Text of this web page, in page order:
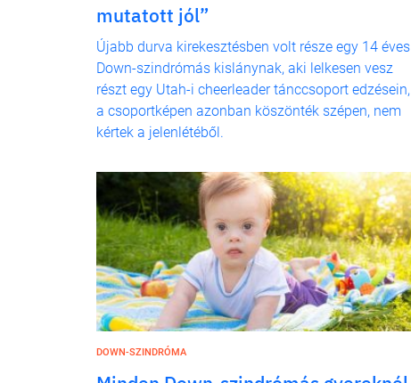
mutatott jól”
Újabb durva kirekesztésben volt része egy 14 éves
Down-szindrómás kislánynak, aki lelkesen vesz
részt egy Utah-i cheerleader tánccsoport edzésein,
a csoportképen azonban köszönték szépen, nem
kértek a jelenlétéből.
DOWN-SZINDRÓMA